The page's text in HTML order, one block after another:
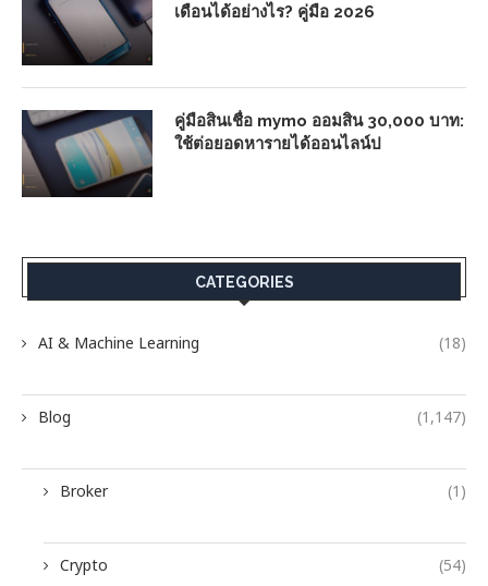
เดือนได้อย่างไร? คู่มือ 2026
คู่มือสินเชื่อ mymo ออมสิน 30,000 บาท:
ใช้ต่อยอดหารายได้ออนไลน์ป
CATEGORIES
AI & Machine Learning (18)
Blog (1,147)
Broker (1)
Crypto (54)